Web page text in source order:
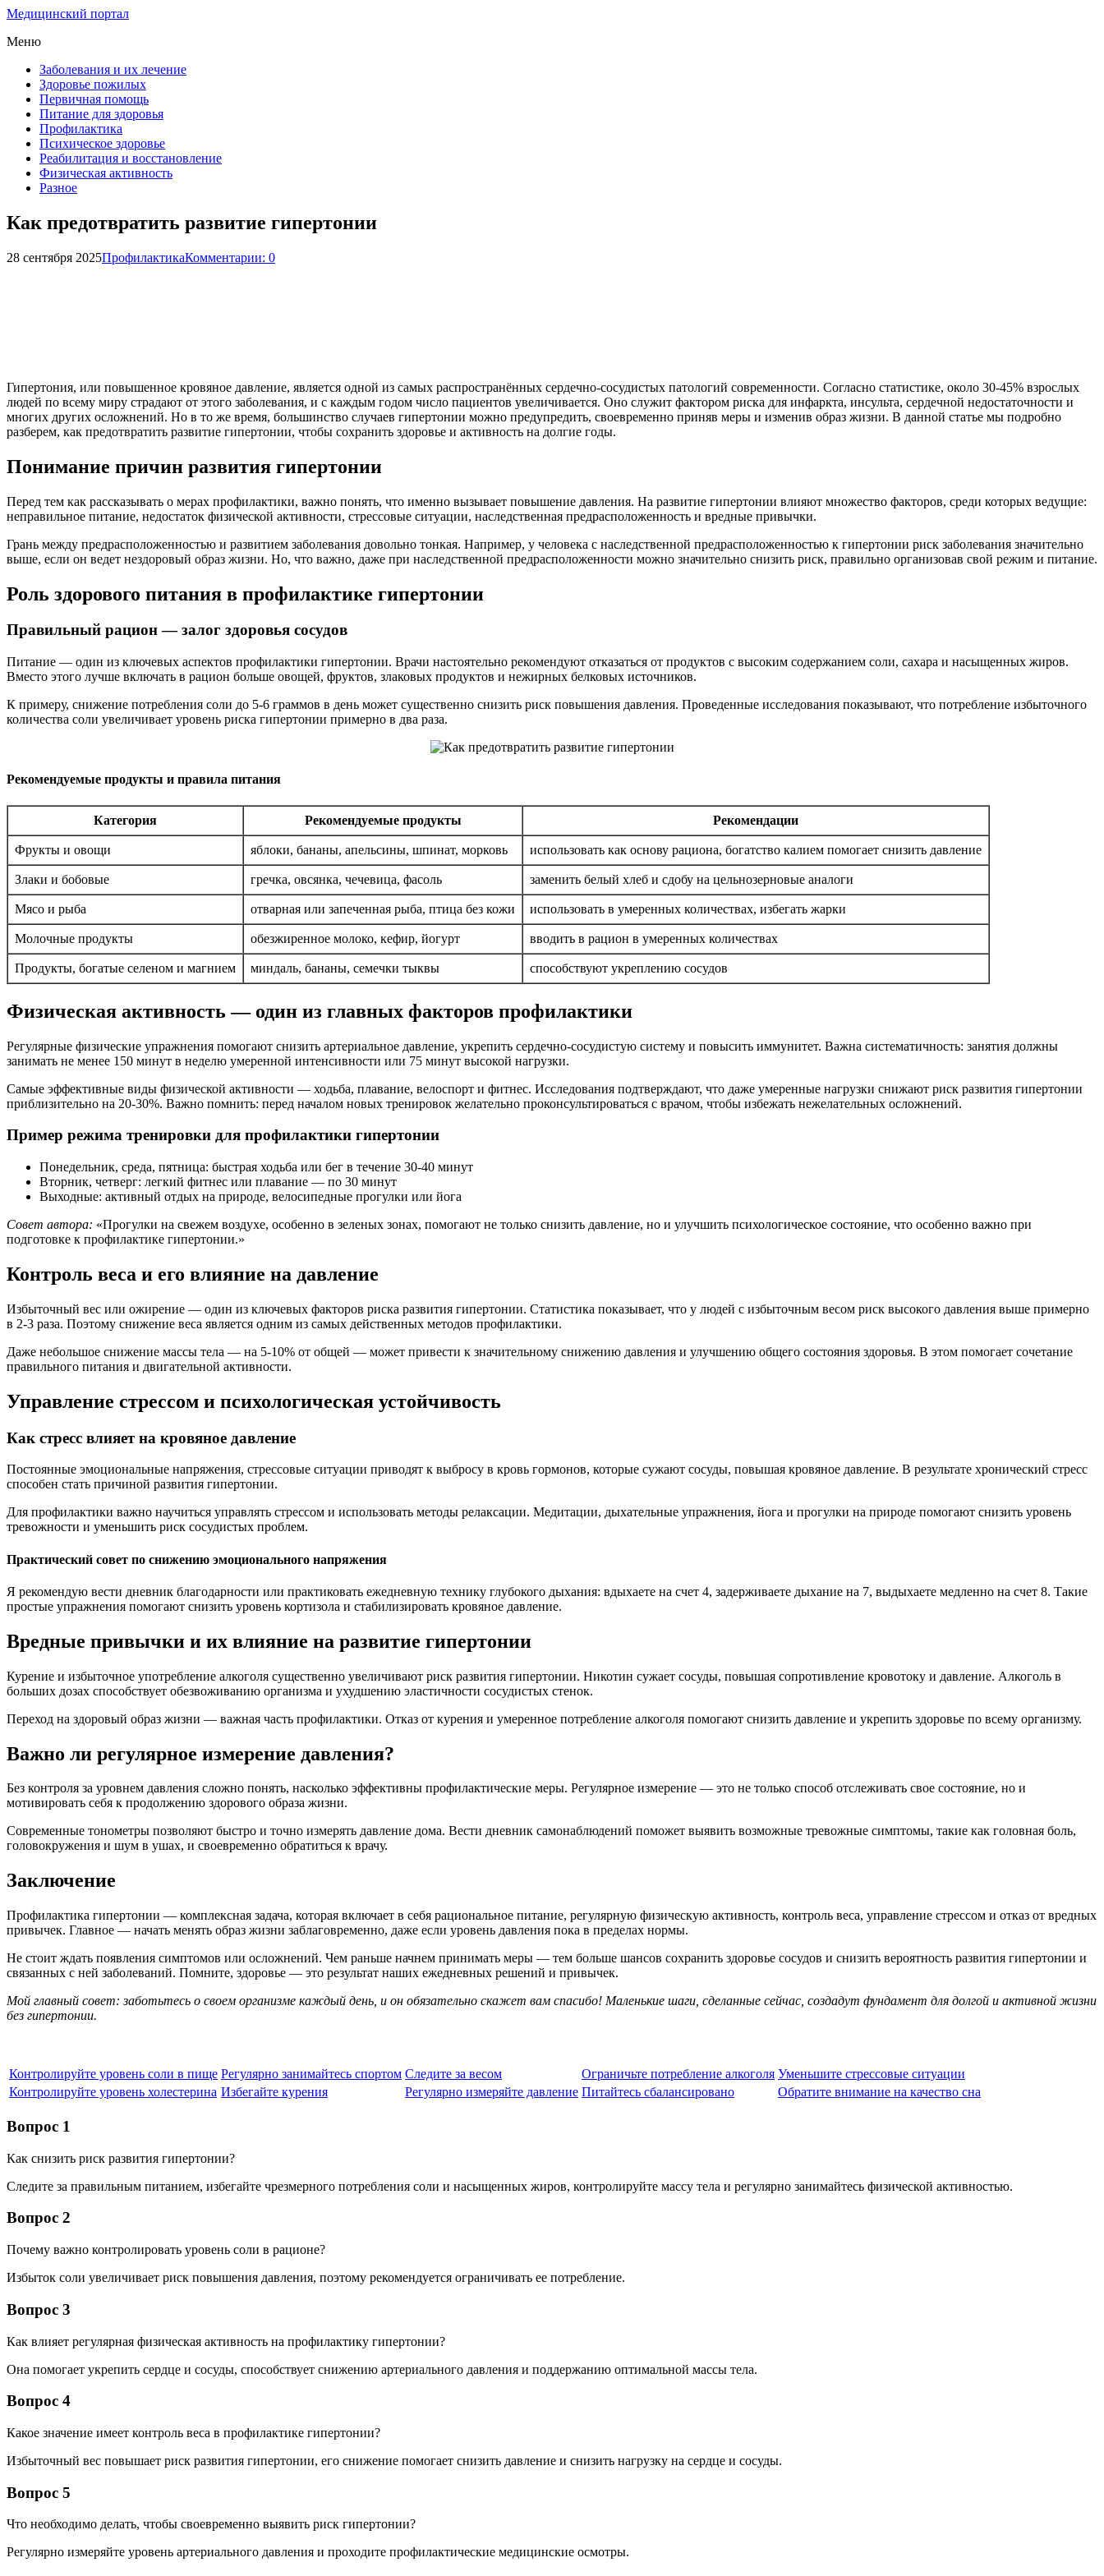
Медицинский портал
Меню
Заболевания и их лечение
Здоровье пожилых
Первичная помощь
Питание для здоровья
Профилактика
Психическое здоровье
Реабилитация и восстановление
Физическая активность
Разное
Как предотвратить развитие гипертонии
28 сентября 2025ПрофилактикаКомментарии: 0
Гипертония, или повышенное кровяное давление, является одной из самых распространённых сердечно-сосудистых патологий современности. Согласно статистике, около 30-45% взрослых
людей по всему миру страдают от этого заболевания, и с каждым годом число пациентов увеличивается. Оно служит фактором риска для инфаркта, инсульта, сердечной недостаточности и
многих других осложнений. Но в то же время, большинство случаев гипертонии можно предупредить, своевременно приняв меры и изменив образ жизни. В данной статье мы подробно
разберем, как предотвратить развитие гипертонии, чтобы сохранить здоровье и активность на долгие годы.
Понимание причин развития гипертонии
Перед тем как рассказывать о мерах профилактики, важно понять, что именно вызывает повышение давления. На развитие гипертонии влияют множество факторов, среди которых ведущие:
неправильное питание, недостаток физической активности, стрессовые ситуации, наследственная предрасположенность и вредные привычки.
Грань между предрасположенностью и развитием заболевания довольно тонкая. Например, у человека с наследственной предрасположенностью к гипертонии риск заболевания значительно
выше, если он ведет нездоровый образ жизни. Но, что важно, даже при наследственной предрасположенности можно значительно снизить риск, правильно организовав свой режим и питание.
Роль здорового питания в профилактике гипертонии
Правильный рацион — залог здоровья сосудов
Питание — один из ключевых аспектов профилактики гипертонии. Врачи настоятельно рекомендуют отказаться от продуктов с высоким содержанием соли, сахара и насыщенных жиров.
Вместо этого лучше включать в рацион больше овощей, фруктов, злаковых продуктов и нежирных белковых источников.
К примеру, снижение потребления соли до 5-6 граммов в день может существенно снизить риск повышения давления. Проведенные исследования показывают, что потребление избыточного
количества соли увеличивает уровень риска гипертонии примерно в два раза.
Рекомендуемые продукты и правила питания
Категория Рекомендуемые продукты Рекомендации
Фрукты и овощи яблоки, бананы, апельсины, шпинат, морковь использовать как основу рациона, богатство калием помогает снизить давление
Злаки и бобовые гречка, овсянка, чечевица, фасоль заменить белый хлеб и сдобу на цельнозерновые аналоги
Мясо и рыба отварная или запеченная рыба, птица без кожи использовать в умеренных количествах, избегать жарки
Молочные продукты обезжиренное молоко, кефир, йогурт вводить в рацион в умеренных количествах
Продукты, богатые селеном и магнием миндаль, бананы, семечки тыквы способствуют укреплению сосудов
Физическая активность — один из главных факторов профилактики
Регулярные физические упражнения помогают снизить артериальное давление, укрепить сердечно-сосудистую систему и повысить иммунитет. Важна систематичность: занятия должны
занимать не менее 150 минут в неделю умеренной интенсивности или 75 минут высокой нагрузки.
Самые эффективные виды физической активности — ходьба, плавание, велоспорт и фитнес. Исследования подтверждают, что даже умеренные нагрузки снижают риск развития гипертонии
приблизительно на 20-30%. Важно помнить: перед началом новых тренировок желательно проконсультироваться с врачом, чтобы избежать нежелательных осложнений.
Пример режима тренировки для профилактики гипертонии
Понедельник, среда, пятница: быстрая ходьба или бег в течение 30-40 минут
Вторник, четверг: легкий фитнес или плавание — по 30 минут
Выходные: активный отдых на природе, велосипедные прогулки или йога
Совет автора: «Прогулки на свежем воздухе, особенно в зеленых зонах, помогают не только снизить давление, но и улучшить психологическое состояние, что особенно важно при
подготовке к профилактике гипертонии.»
Контроль веса и его влияние на давление
Избыточный вес или ожирение — один из ключевых факторов риска развития гипертонии. Статистика показывает, что у людей с избыточным весом риск высокого давления выше примерно
в 2-3 раза. Поэтому снижение веса является одним из самых действенных методов профилактики.
Даже небольшое снижение массы тела — на 5-10% от общей — может привести к значительному снижению давления и улучшению общего состояния здоровья. В этом помогает сочетание
правильного питания и двигательной активности.
Управление стрессом и психологическая устойчивость
Как стресс влияет на кровяное давление
Постоянные эмоциональные напряжения, стрессовые ситуации приводят к выбросу в кровь гормонов, которые сужают сосуды, повышая кровяное давление. В результате хронический стресс
способен стать причиной развития гипертонии.
Для профилактики важно научиться управлять стрессом и использовать методы релаксации. Медитации, дыхательные упражнения, йога и прогулки на природе помогают снизить уровень
тревожности и уменьшить риск сосудистых проблем.
Практический совет по снижению эмоционального напряжения
Я рекомендую вести дневник благодарности или практиковать ежедневную технику глубокого дыхания: вдыхаете на счет 4, задерживаете дыхание на 7, выдыхаете медленно на счет 8. Такие
простые упражнения помогают снизить уровень кортизола и стабилизировать кровяное давление.
Вредные привычки и их влияние на развитие гипертонии
Курение и избыточное употребление алкоголя существенно увеличивают риск развития гипертонии. Никотин сужает сосуды, повышая сопротивление кровотоку и давление. Алкоголь в
больших дозах способствует обезвоживанию организма и ухудшению эластичности сосудистых стенок.
Переход на здоровый образ жизни — важная часть профилактики. Отказ от курения и умеренное потребление алкоголя помогают снизить давление и укрепить здоровье по всему организму.
Важно ли регулярное измерение давления?
Без контроля за уровнем давления сложно понять, насколько эффективны профилактические меры. Регулярное измерение — это не только способ отслеживать свое состояние, но и
мотивировать себя к продолжению здорового образа жизни.
Современные тонометры позволяют быстро и точно измерять давление дома. Вести дневник самонаблюдений поможет выявить возможные тревожные симптомы, такие как головная боль,
головокружения и шум в ушах, и своевременно обратиться к врачу.
Заключение
Профилактика гипертонии — комплексная задача, которая включает в себя рациональное питание, регулярную физическую активность, контроль веса, управление стрессом и отказ от вредных
привычек. Главное — начать менять образ жизни заблаговременно, даже если уровень давления пока в пределах нормы.
Не стоит ждать появления симптомов или осложнений. Чем раньше начнем принимать меры — тем больше шансов сохранить здоровье сосудов и снизить вероятность развития гипертонии и
связанных с ней заболеваний. Помните, здоровье — это результат наших ежедневных решений и привычек.
Мой главный совет: заботьтесь о своем организме каждый день, и он обязательно скажет вам спасибо! Маленькие шаги, сделанные сейчас, создадут фундамент для долгой и активной жизни
без гипертонии.
Контролируйте уровень соли в пище Регулярно занимайтесь спортом Следите за весом Ограничьте потребление алкоголя Уменьшите стрессовые ситуации
Контролируйте уровень холестерина Избегайте курения Регулярно измеряйте давление Питайтесь сбалансировано Обратите внимание на качество сна
Вопрос 1
Как снизить риск развития гипертонии?
Следите за правильным питанием, избегайте чрезмерного потребления соли и насыщенных жиров, контролируйте массу тела и регулярно занимайтесь физической активностью.
Вопрос 2
Почему важно контролировать уровень соли в рационе?
Избыток соли увеличивает риск повышения давления, поэтому рекомендуется ограничивать ее потребление.
Вопрос 3
Как влияет регулярная физическая активность на профилактику гипертонии?
Она помогает укрепить сердце и сосуды, способствует снижению артериального давления и поддержанию оптимальной массы тела.
Вопрос 4
Какое значение имеет контроль веса в профилактике гипертонии?
Избыточный вес повышает риск развития гипертонии, его снижение помогает снизить давление и снизить нагрузку на сердце и сосуды.
Вопрос 5
Что необходимо делать, чтобы своевременно выявить риск гипертонии?
Регулярно измеряйте уровень артериального давления и проходите профилактические медицинские осмотры.